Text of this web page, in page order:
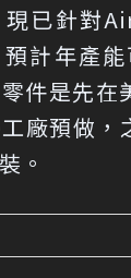
已針對
計年產能
件是先在
廠預做，
。